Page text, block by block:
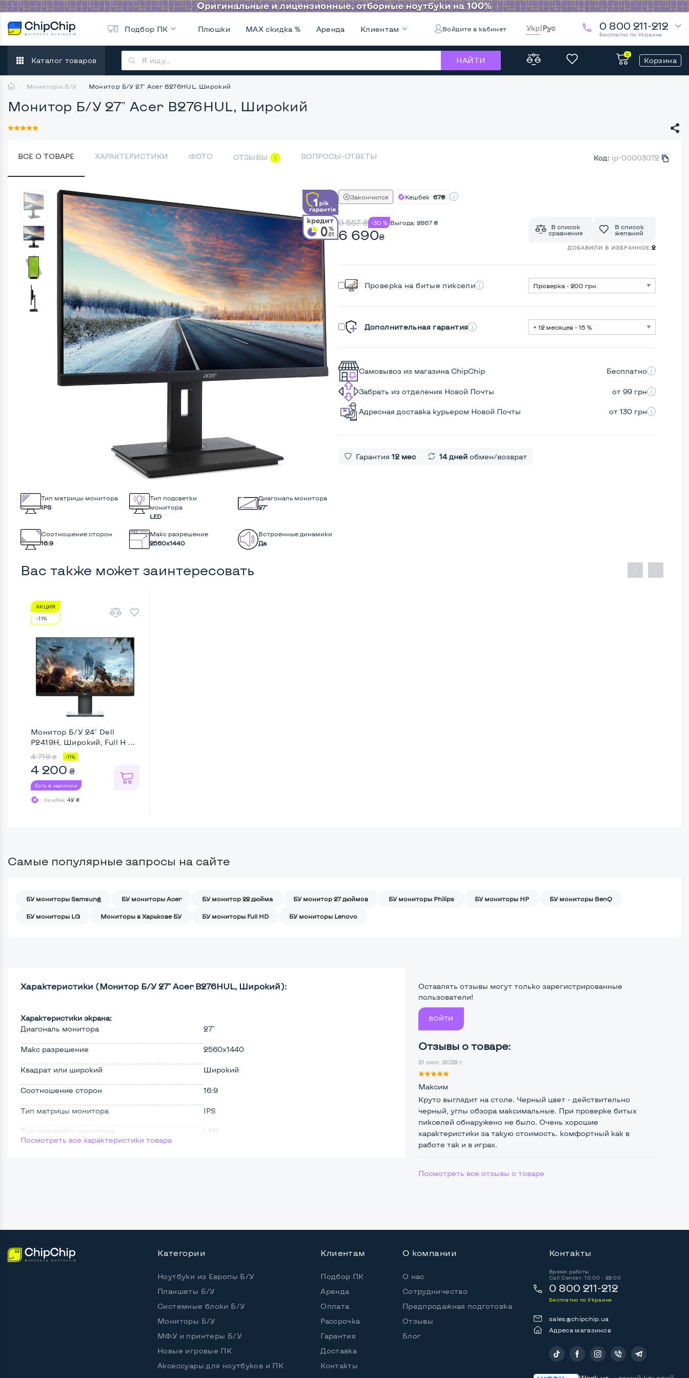
Подбор ПК Плюшки MAX скидка % Аренда Клиентам Войдите в кабинет Укр|Рус 0 800 211-212
Бесплатно по Украине
Каталог товаров НАЙТИ
0
Корзина
Мониторы Б/У Монитор Б/У 27" Acer B276HUL, Широкий
Монитор Б/У 27" Acer B276HUL, Широкий
ВСЕ О ТОВАРЕ ХАРАКТЕРИСТИКИ ФОТО ОТЗЫВЫ 1 ВОПРОСЫ-ОТВЕТЫ Код: ip-00003072
Тип матрицы монитора
IPS
Тип подсветки
монитора
LED
Диагональ монитора
27"
Соотношение сторон
16:9
Макс разрешение
2560x1440
Встроенные динамики
Да
Закончился Кешбек 67₴
9 557₴ -30 % Выгода: 2867₴
6 690₴
В список
сравнения
В список
желаний
ДОБАВИЛИ В ИЗБРАННОЕ:2
Проверка на битые пиксели
Дополнительная гарантия
Самовывоз из магазина ChipChip Бесплатно
Забрать из отделения Новой Почты от 99 грн
Адресная доставка курьером Новой Почты от 130 грн
Гарантия 12 мес 14 днейобмен/возврат
Вас также может заинтересовать
АКЦИЯ
-11%
Монитор Б/У 24" Dell
P2419H, Широкий, Full H ...
4 719 ₴ -11%
4 200 ₴
Есть в наличии
Кешбек 42 ₴
Самые популярные запросы на сайте
БУ мониторы Samsung БУ мониторы Acer БУ монитор 22 дюйма БУ монитор 27 дюймов БУ мониторы Philips БУ мониторы HP БУ мониторы BenQ
БУ мониторы LG Мониторы в Харькове БУ БУ мониторы Full HD БУ мониторы Lenovo
Характеристики (Монитор Б/У 27" Acer B276HUL, Широкий):
Характеристики экрана:
Диагональ монитора
27"
Макс разрешение 2560x1440
Квадрат или широкий Широкий
Соотношение сторон 16:9
Тип матрицы монитора IPS
Тип подсветки монитора LED
Крепление сзади, типа VESA
Да, 100*100мм
Интерфейс подключения VGA
Да
Интерфейс подключения Display port Да
Возможность вывода USB-разъемов на
Да, 4 шт.
Посмотреть все характеристики товара
Оставлять отзывы могут только зарегистрированные
пользователи!
ВОЙТИ
Отзывы о товаре:
21 июл. 2022 г.
Максим
Круто выглядит на столе. Черный цвет - действительно
черный, углы обзора максимальные. При проверке битых
пикселей обнаружено не было. Очень хорошие
характеристики за такую стоимость. комфортный как в
работе так и в играх.
Посмотреть все отзывы о товаре
Категории
Ноутбуки из Европы Б/У
Планшеты Б/У
Системные блоки Б/У
Мониторы Б/У
МФУ и принтеры Б/У
Новые игровые ПК
Аксессуары для ноутбуков и ПК
Клиентам
Подбор ПК
Аренда
Оплата
Рассрочка
Гарантия
Доставка
Контакты
О компании
О нас
Сотрудничество
Предпродажная подготовка
Отзывы
Блог
Контакты
Время работы
Call Center: 10:00 - 22:00
0 800 211-212
Бесплатно по Украине
sales@chipchip.ua
Адреса магазинов